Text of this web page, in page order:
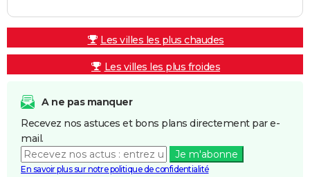
Les villes les plus chaudes
Les villes les plus froides
A ne pas manquer
Recevez nos astuces et bons plans directement par e-
mail.
Je m'abonne
En savoir plus sur notre politique de confidentialité